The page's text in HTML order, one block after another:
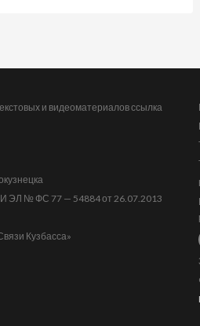
и видеоматериалов ссылка
ЭЛ № ФС 77 — 54884 от 26.07.2013
Кузбасса»